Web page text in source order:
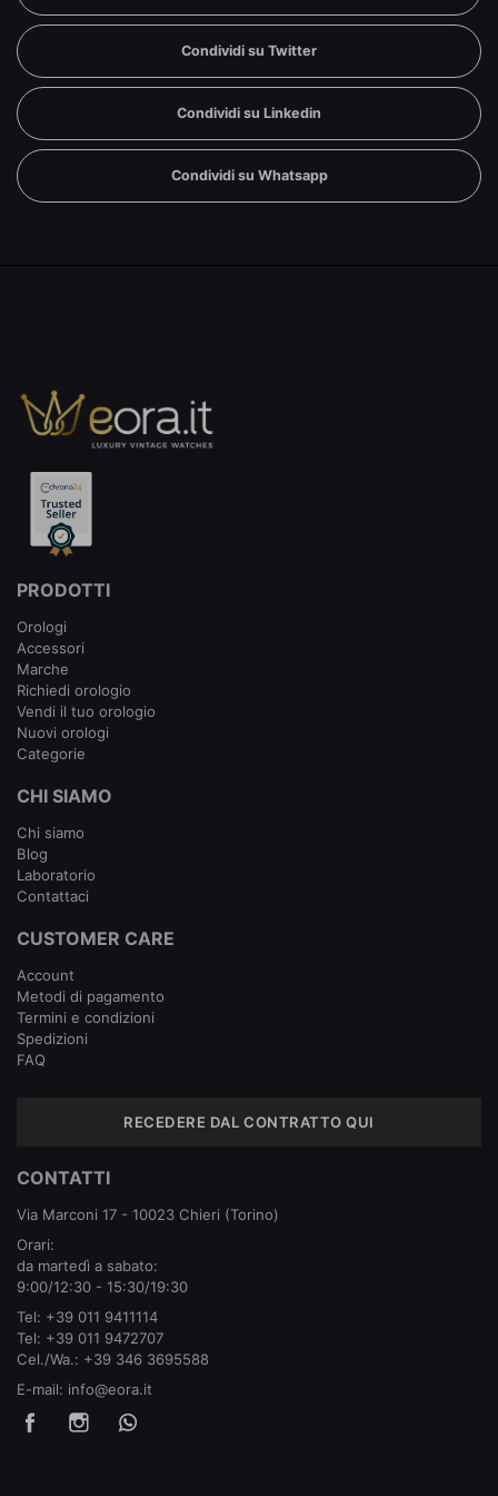
Condividi su Twitter
Condividi su Linkedin
Condividi su Whatsapp
PRODOTTI
Orologi
Accessori
Marche
Richiedi orologio
Vendi il tuo orologio
Nuovi orologi
Categorie
CHI SIAMO
Chi siamo
Blog
Laboratorio
Contattaci
CUSTOMER CARE
Account
Metodi di pagamento
Termini e condizioni
Spedizioni
FAQ
RECEDERE DAL CONTRATTO QUI
CONTATTI
Via Marconi 17 - 10023 Chieri (Torino)
Orari:
da martedì a sabato:
9:00/12:30 - 15:30/19:30
Tel: +39 011 9411114
Tel: +39 011 9472707
Cel./Wa.: +39 346 3695588
E-mail: info@eora.it